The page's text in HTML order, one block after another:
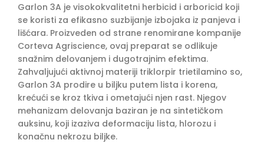
Garlon 3A je visokokvalitetni herbicid i arboricid koji
se koristi za efikasno suzbijanje izbojaka iz panjeva i
lišćara. Proizveden od strane renomirane kompanije
Corteva Agriscience, ovaj preparat se odlikuje
snažnim delovanjem i dugotrajnim efektima.
Zahvaljujući aktivnoj materiji triklorpir trietilamino so,
Garlon 3A prodire u biljku putem lista i korena,
krećući se kroz tkiva i ometajući njen rast. Njegov
mehanizam delovanja baziran je na sintetičkom
auksinu, koji izaziva deformaciju lista, hlorozu i
konačnu nekrozu biljke.